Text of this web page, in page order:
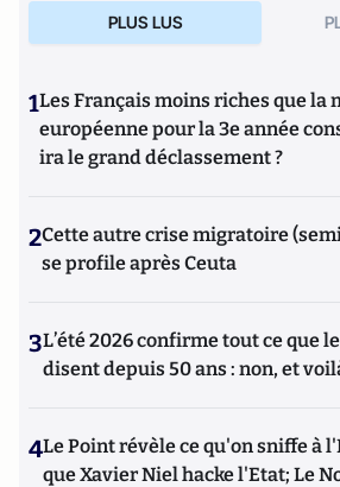
PLUS LUS
1Les Français moins riches que la
européenne pour la 3e année
ira le grand déclassement ?
2Cette autre crise migratoire
se profile après Ceuta
3L’été 2026 confirme tout ce que
disent depuis 50 ans : non, et
4Le Point révèle ce qu'on sniffe à
que Xavier Niel hacke l'Etat; Le